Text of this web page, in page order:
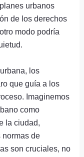
urbanos
de los derechos
modo podría
los
que guía a los
Imaginemos
como
la ciudad,
normas de
son cruciales, no